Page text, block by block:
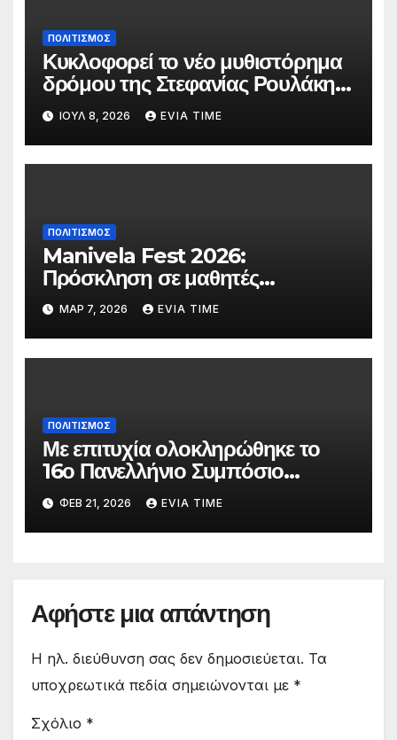
ΠΟΛΙΤΙΣΜΟΣ
Κυκλοφορεί το νέο μυθιστόρημα
δρόμου της Στεφανίας Ρουλάκη
«Το Βανάκι»
ΙΟΎΛ 8, 2026 EVIA TIME
ΠΟΛΙΤΙΣΜΟΣ
Manivela Fest 2026:
Πρόσκληση σε μαθητές
Γυμνασίου και Λυκείου της
Εύβοιας για συμμετοχή στη
σκηνή
ΜΑΡ 7, 2026 EVIA TIME
ΠΟΛΙΤΙΣΜΟΣ
Με επιτυχία ολοκληρώθηκε το
16ο Πανελλήνιο Συμπόσιο
Επικούρειας Φιλοσοφίας
ΦΕΒ 21, 2026 EVIA TIME
Αφήστε μια απάντηση
Η ηλ. διεύθυνση σας δεν δημοσιεύεται. Τα
υποχρεωτικά πεδία σημειώνονται με *
Σχόλιο *